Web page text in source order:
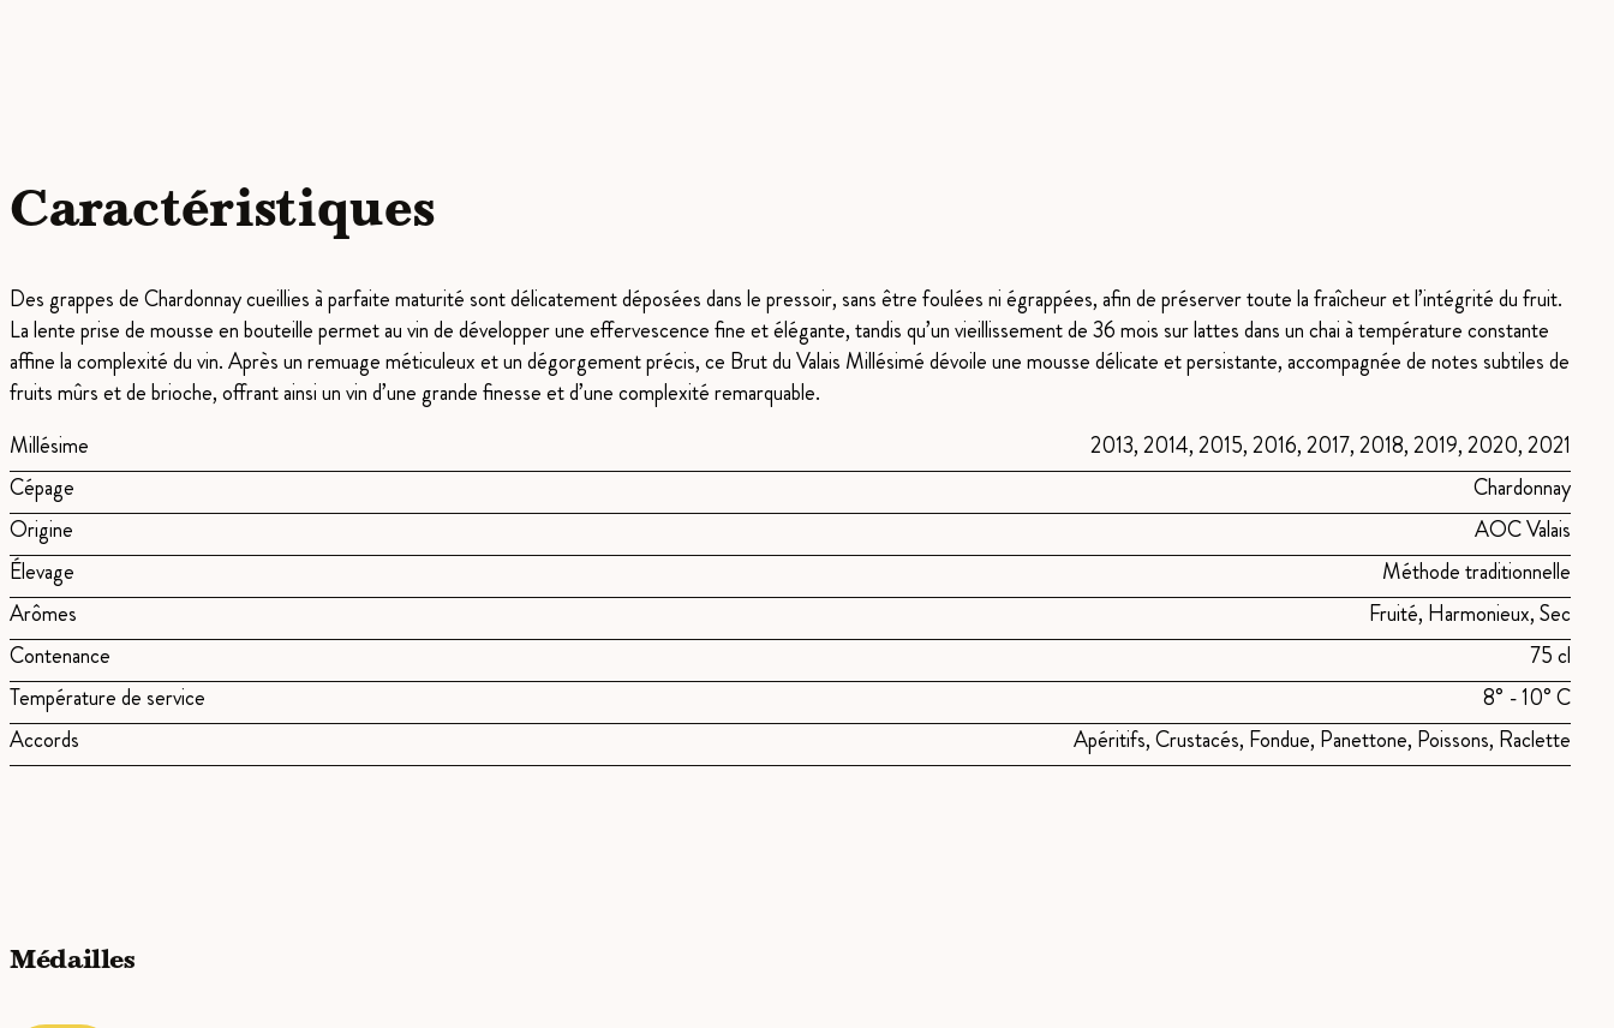
Caractéristiques
Des grappes de Chardonnay cueillies à parfaite maturité sont délicatement déposées dans le pressoir, sans être foulées ni égrappées, afin de préserver toute la fraîcheur et l’intégrité du fruit.
La lente prise de mousse en bouteille permet au vin de développer une effervescence fine et élégante, tandis qu’un vieillissement de 36 mois sur lattes dans un chai à température constante
affine la complexité du vin. Après un remuage méticuleux et un dégorgement précis, ce Brut du Valais Millésimé dévoile une mousse délicate et persistante, accompagnée de notes subtiles de
fruits mûrs et de brioche, offrant ainsi un vin d’une grande finesse et d’une complexité remarquable.
Millésime
2013, 2014, 2015, 2016, 2017, 2018, 2019, 2020, 2021
Cépage
Chardonnay
Origine
AOC Valais
Élevage
Méthode traditionnelle
Arômes
Fruité, Harmonieux, Sec
Contenance
75 cl
Température de service
8° - 10° C
Accords
Apéritifs, Crustacés, Fondue, Panettone, Poissons, Raclette
Médailles